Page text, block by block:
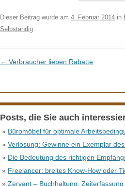
Dieser Beitrag wurde am 4. Februar 2014 in
Selbständig.
Beitrags-Navigation
← Verbraucher lieben Rabatte
Posts, die Sie auch
» Büromöbel für optimale
» Verlosung: Gewinne ein Exemplar
» Die Bedeutung des richtigen
» Freelancer: breites Know-How oder
» Zervant – Buchhaltung,